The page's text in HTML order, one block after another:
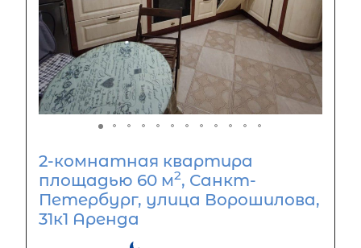
2-комнатная квартира
площадью 60 м2, Санкт-
Петербург, улица Ворошилова,
31к1 Аренда